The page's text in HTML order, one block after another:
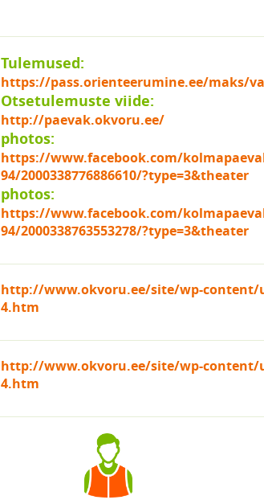
Tulemused:
https://pass.orienteerumine.ee/maks/
Otsetulemuste viide:
http://paevak.okvoru.ee/
photos:
https://www.facebook.com/
94/2000338776886610/?type=3&theater
photos:
https://www.facebook.com/
94/2000338763553278/?type=3&theater
http://www.okvoru.ee/site/wp-content/
4.htm
http://www.okvoru.ee/site/wp-content/
4.htm